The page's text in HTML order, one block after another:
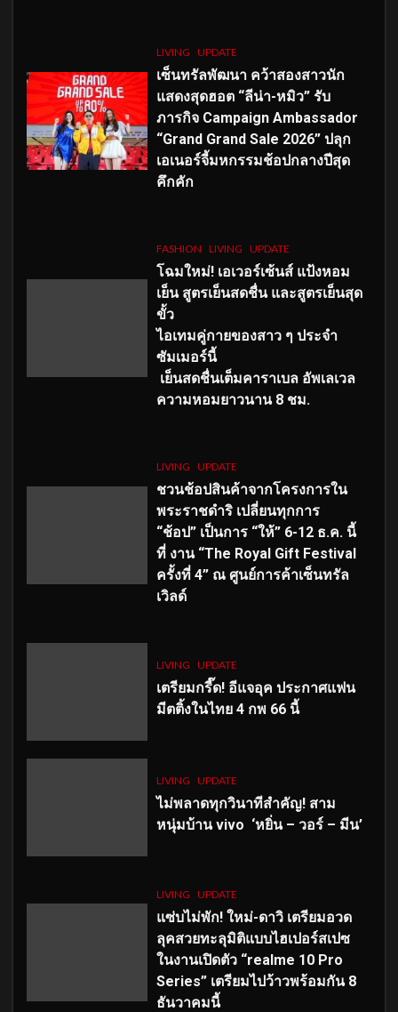
LIVING UPDATE
เซ็นทรัลพัฒนา คว้าสองสาวนัก
แสดงสุดฮอต “ลีน่า-หมิว” รับ
ภารกิจ Campaign Ambassador
“Grand Grand Sale 2026” ปลุก
เอเนอร์จี้มหกรรมช้อปกลางปีสุด
คึกคัก
FASHION LIVING UPDATE
โฉมใหม่! เอเวอร์เซ้นส์ แป้งหอม
เย็น สูตรเย็นสดชื่น และสูตรเย็นสุด
ขั้ว
ไอเทมคู่กายของสาว ๆ ประจำ
ซัมเมอร์นี้
เย็นสดชื่นเต็มคาราเบล อัพเลเวล
ความหอมยาวนาน 8 ชม.
LIVING UPDATE
ชวนช้อปสินค้าจากโครงการใน
พระราชดำริ เปลี่ยนทุกการ
“ช้อป” เป็นการ “ให้” 6-12 ธ.ค. นี้
ที่ งาน “The Royal Gift Festival
ครั้งที่ 4” ณ ศูนย์การค้าเซ็นทรัล
เวิลด์
LIVING UPDATE
เตรียมกรี๊ด! อีแจอุค ประกาศแฟน
มีตติ้งในไทย 4 กพ 66 นี้
LIVING UPDATE
ไม่พลาดทุกวินาทีสำคัญ! สาม
หนุ่มบ้าน vivo ‘หยิ่น – วอร์ – มีน’
LIVING UPDATE
แซ่บไม่พัก! ใหม่-ดาวิ เตรียมอวด
ลุคสวยทะลุมิติแบบไฮเปอร์สเปซ
ในงานเปิดตัว “realme 10 Pro
Series” เตรียมไปว้าวพร้อมกัน 8
ธันวาคมนี้